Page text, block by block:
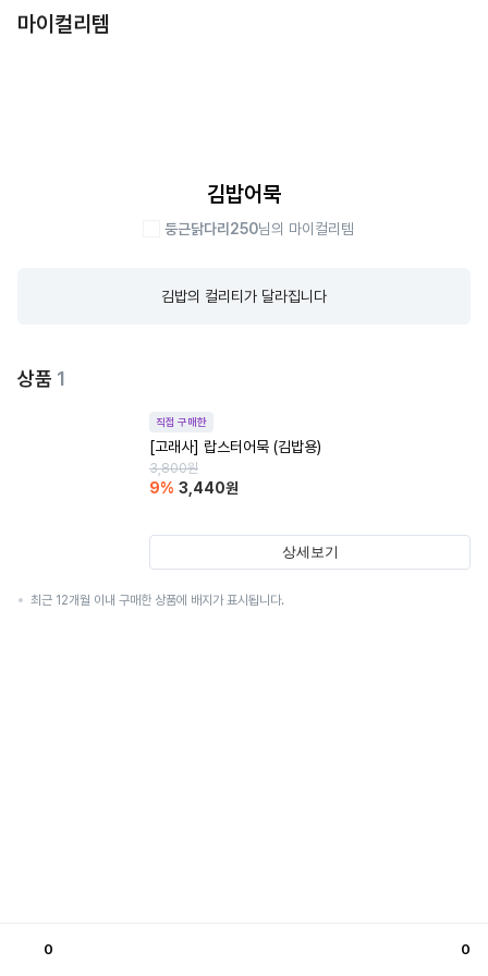
마이컬리템
김밥어묵
둥근닭다리250님의 마이컬리템
김밥의 컬리티가 달라집니다
상품 1
직접 구매한
[고래사] 랍스터어묵 (김밥용)
3,800원
9% 3,440원
상세보기
최근 12개월 이내 구매한 상품에 배지가 표시됩니다.
0 0